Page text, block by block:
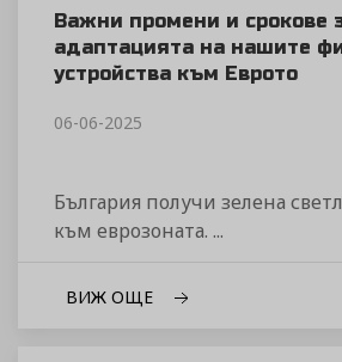
Важни промени и срокове
адаптацията на нашите
устройства към Еврото
06-06-2025
България получи зелена
към еврозоната. ...
ВИЖ ОЩЕ